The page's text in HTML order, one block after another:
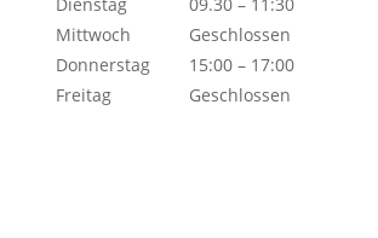
Mittwoch
Geschlossen
Donnerstag
15:00 – 17:00
Freitag
Geschlossen